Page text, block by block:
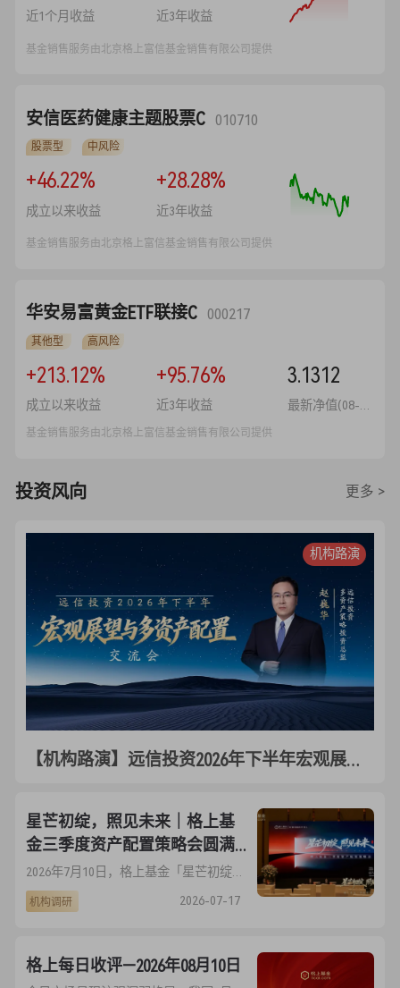
近1个月收益 近3年收益
基金销售服务由北京格上富信基金销售有限公司提供
安信医药健康主题股票C 010710
股票型 中风险
+46.22%
成立以来收益
+28.28%
近3年收益
基金销售服务由北京格上富信基金销售有限公司提供
华安易富黄金ETF联接C 000217
其他型 高风险
+213.12%
成立以来收益
+95.76%
近3年收益
3.1312
最新净值(08-10)
基金销售服务由北京格上富信基金销售有限公司提供
投资风向 更多 >
机构路演
【机构路演】远信投资2026年下半年宏观展望与多资产配置交流会
星芒初绽，照见未来｜格上基
金三季度资产配置策略会圆满
落幕
2026年7月10日，格上基金「星芒初绽，照见未来」，聚焦当前全球宏观重塑、AI 赛道震荡、小盘成长分化三大市场核心矛盾，特邀宏观、头部量化、专精小盘三大领域重磅嘉宾同台论道，为到场高净值客户拆解下半年配置主线，现场交流氛围热烈，干货内容广受认可
机构调研 2026-07-17
格上每日收评—2026年08月10日